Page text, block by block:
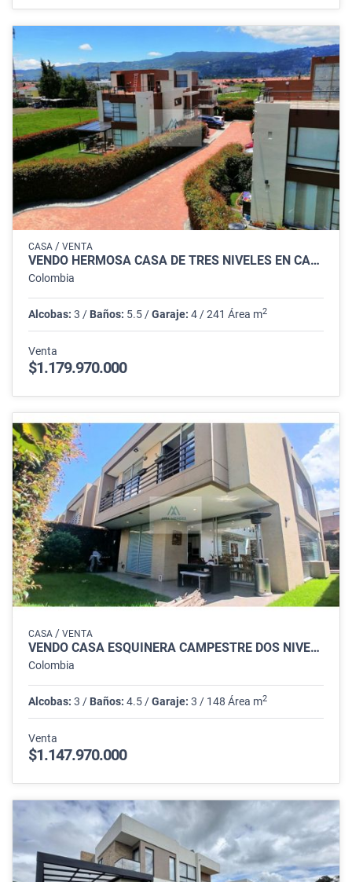
CASA / VENTA
VENDO HERMOSA CASA DE TRES NIVELES EN CAJICA.
Colombia
Alcobas: 3 / Baños: 5.5 /Garaje: 4 / 241 Área m2
Venta
$1.179.970.000
CASA / VENTA
VENDO CASA ESQUINERA CAMPESTRE DOS NIVELES CAJICÁ
Colombia
Alcobas: 3 / Baños: 4.5 /Garaje: 3 / 148 Área m2
Venta
$1.147.970.000